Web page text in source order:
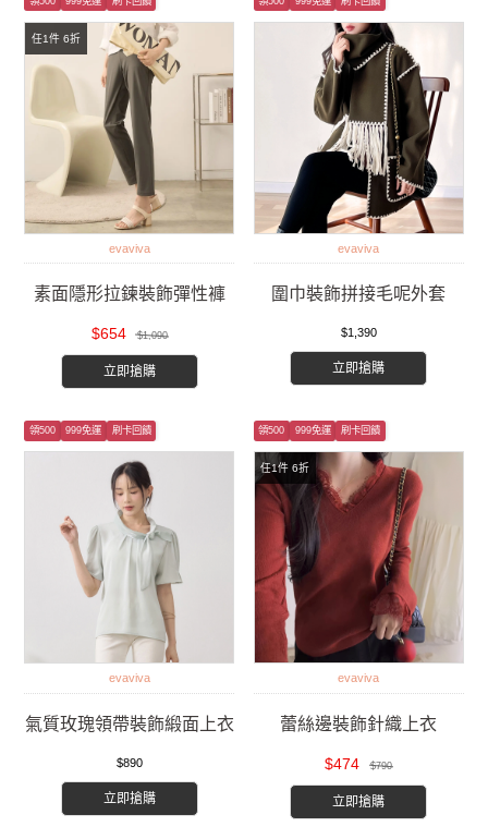
任1件 6折
evaviva
素面隱形拉鍊裝飾彈性褲
$654 $1,090
立即搶購
evaviva
圍巾裝飾拼接毛呢外套
$1,390
立即搶購
領500 999免運 刷卡回饋
evaviva
氣質玫瑰領帶裝飾緞面上衣
$890
立即搶購
任1件 6折
領500 999免運 刷卡回饋
evaviva
蕾絲邊裝飾針織上衣
$474 $790
立即搶購